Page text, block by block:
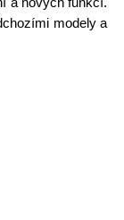
modely a